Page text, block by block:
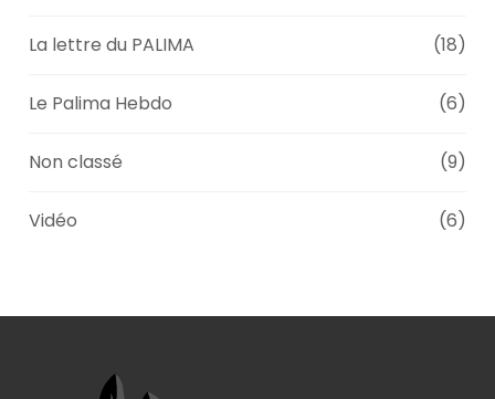
La lettre du PALIMA (18)
Le Palima Hebdo (6)
Non classé (9)
Vidéo (6)